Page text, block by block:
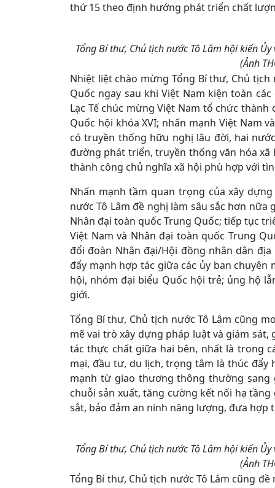
thứ 15 theo định hướng phát triển chất
Tổng Bí thư, Chủ tịch nước Tô Lâm hội kiến
(Ảnh
Nhiệt liệt chào mừng Tổng Bí thư, Chủ
Quốc ngay sau khi Việt Nam kiện toàn
Lạc Tế chúc mừng Việt Nam tổ chức
Quốc hội khóa XVI; nhấn mạnh Việt Nam
có truyền thống hữu nghị lâu đời, hai
đường phát triển, truyền thống văn hóa xã
thành công chủ nghĩa xã hội phù hợp với
Nhấn mạnh tầm quan trọng của xây
nước Tô Lâm đề nghị làm sâu sắc hơn
Nhân đại toàn quốc Trung Quốc; tiếp tục
Việt Nam và Nhân đại toàn quốc Trung
đổi đoàn Nhân đại/Hội đồng nhân dân
đẩy mạnh hợp tác giữa các ủy ban
hội, nhóm đại biểu Quốc hội trẻ; ủng hộ
giới.
Tổng Bí thư, Chủ tịch nước Tô Lâm cũng
mẽ vai trò xây dựng pháp luật và giám
tác thực chất giữa hai bên, nhất là trong
mại, đầu tư, du lịch, trọng tâm là thúc
mạnh từ giao thương thông thường sang
chuỗi sản xuất, tăng cường kết nối hạ
sắt, bảo đảm an ninh năng lượng, đưa hợp
Tổng Bí thư, Chủ tịch nước Tô Lâm hội kiến
(Ảnh
Tổng Bí thư, Chủ tịch nước Tô Lâm cũng